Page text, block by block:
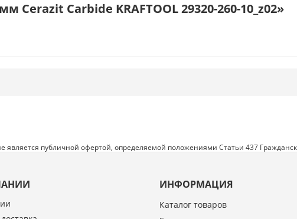
Cerazit Carbide KRAFTOOL 29320-260-10_z02»
является публичной офертой, определяемой положениями Статьи 437
ИНФОРМАЦИЯ
Каталог товаров